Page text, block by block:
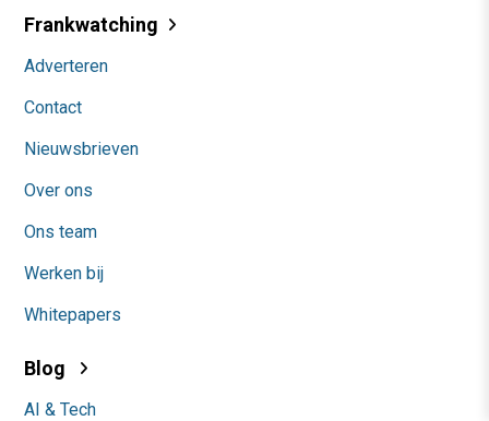
Frankwatching
Adverteren
Contact
Nieuwsbrieven
Over ons
Ons team
Werken bij
Whitepapers
Blog
AI & Tech